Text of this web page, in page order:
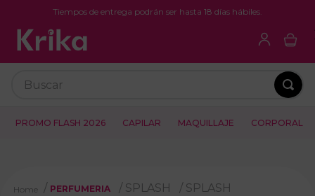
Tiempos de entrega podrán ser hasta 18 días hábiles.
PROMO FLASH 2026 CAPILAR MAQUILLAJE CORPORAL
PERFUMERIA SPLASH SPLASH